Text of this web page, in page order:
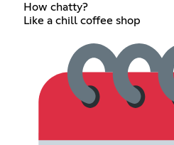
How chatty?
Like a chill coffee shop